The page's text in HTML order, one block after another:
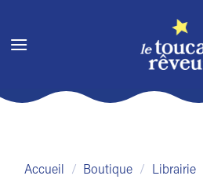
contenu
Accueil / Boutique / Librairie